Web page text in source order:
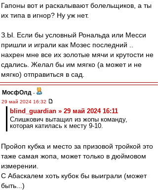
Гапоны вот и раскалывают болельщиков, а ты
их типа в игнор? Ну уж нет.
З.Ы. Если бы условный Рональда или Месси
пришли и играли как Мозес последний ..
нахрен мне все их золотые мячи и крутости не
сдались. Желал бы им мягко (а может и не
мягко) отправиться в сад.
МосфОлд -
29 май 2024 16:32
blind_guardian » 29 май 2024 16:11
Слишкович вытащил из жопы команду,
которая катилась к месту 9-10.
Пройоп кубка и место за призовой тройкой это
таже самая жопа, может только в дюймовом
измерении.
С Абаскалем хоть кубок бы выиграли (может
быть...)